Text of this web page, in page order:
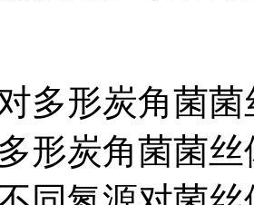
多形炭角菌
形炭角菌菌